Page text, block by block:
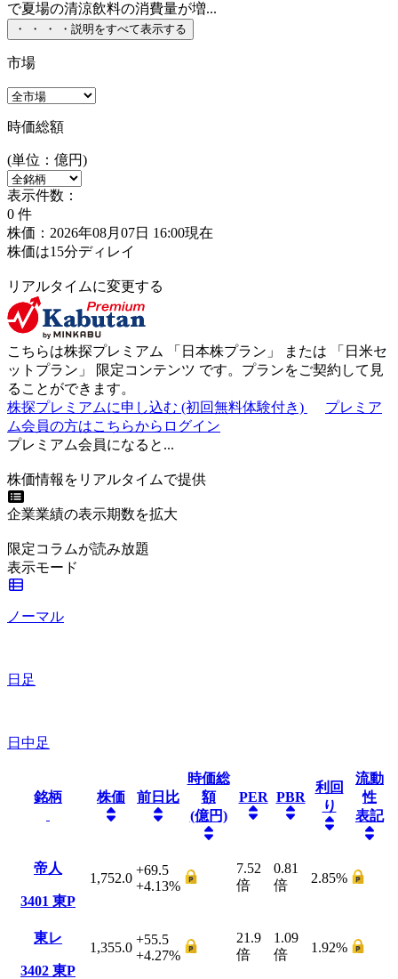
で夏場の清涼飲料の消費量が増...
・ ・ ・ ・ 説明をすべて表示する
市場
時価総額
(単位：億円)
表示件数：
0 件
株価：2026年08月07日 16:00現在
株価は15分ディレイ
リアルタイムに変更する
こちらは株探プレミアム 「 日本株プラン 」 または 「 日米セ
ットプラン 」 限定コンテンツ です。プランをご契約して見
ることができます。
株探プレミアムに申し込む (初回無料体験付き)
プレミア
ム会員の方はこちらからログイン
プレミアム会員になると...
株価情報をリアルタイムで提供
企業業績の表示期数を拡大
限定コラムが読み放題
表示モード
ノーマル
日足
日中足
銘柄 株価 前日比
時価総
額
(億円)
PER PBR
利回
り
流動
性
表記
帝人
3401 東P
1,752.0
+69.5
+4.13%
7.52
倍
0.81
倍
2.85%
東レ
3402 東P
1,355.0
+55.5
+4.27%
21.9
倍
1.09
倍
1.92%